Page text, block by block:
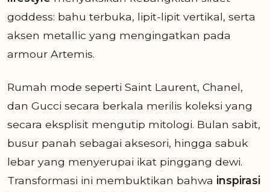
goddess: bahu terbuka, lipit-lipit vertikal, serta
aksen metallic yang mengingatkan pada
armour Artemis.
Rumah mode seperti Saint Laurent, Chanel,
dan Gucci secara berkala merilis koleksi yang
secara eksplisit mengutip mitologi. Bulan sabit,
busur panah sebagai aksesori, hingga sabuk
lebar yang menyerupai ikat pinggang dewi.
Transformasi ini membuktikan bahwa inspirasi